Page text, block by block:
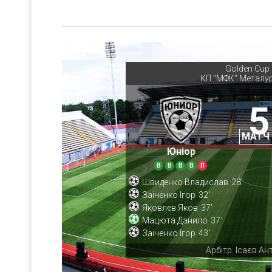
Golden
КП "МФК"
Юніор
В В В В П
5
МАТЧ
Швиденко Владислав 28'
Заіченко Ігор 32'
Яковлев Яков 37'
Мацюта Данило 37'
Заіченко Ігор 43'
Арбітр: Ісаєв